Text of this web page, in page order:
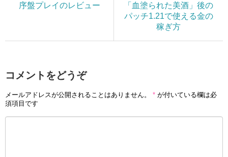
序盤プレイのレビュー
「血塗られた美酒」後の
パッチ1.21で使える金の
稼ぎ方
コメントをどうぞ
メールアドレスが公開されることはありません。 * が付いている欄は必
須項目です